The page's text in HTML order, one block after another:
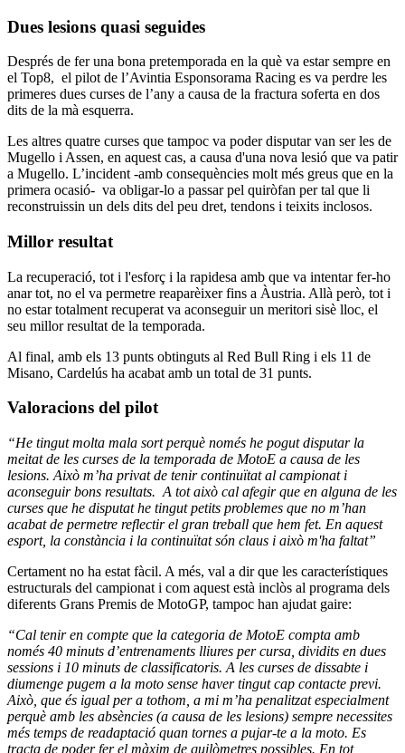
Dues lesions quasi seguides
Després de fer una bona pretemporada en la què va estar sempre en
el Top8, el pilot de l’Avintia Esponsorama Racing es va perdre les
primeres dues curses de l’any a causa de la fractura soferta en dos
dits de la mà esquerra.
Les altres quatre curses que tampoc va poder disputar van ser les de
Mugello i Assen, en aquest cas, a causa d'una nova lesió que va patir
a Mugello. L’incident -amb consequències molt més greus que en la
primera ocasió- va obligar-lo a passar pel quiròfan per tal que li
reconstruissin un dels dits del peu dret, tendons i teixits inclosos.
Millor resultat
La recuperació, tot i l'esforç i la rapidesa amb que va intentar fer-ho
anar tot, no el va permetre reaparèixer fins a Àustria. Allà però, tot i
no estar totalment recuperat va aconseguir un meritori sisè lloc, el
seu millor resultat de la temporada.
Al final, amb els 13 punts obtinguts al Red Bull Ring i els 11 de
Misano, Cardelús ha acabat amb un total de 31 punts.
Valoracions del pilot
“He tingut molta mala sort perquè només he pogut disputar la
meitat de les curses de la temporada de MotoE a causa de les
lesions. Això m’ha privat de tenir continuïtat al campionat i
aconseguir bons resultats. A tot això cal afegir que en alguna de les
curses que he disputat he tingut petits problemes que no m’han
acabat de permetre reflectir el gran treball que hem fet. En aquest
esport, la constància i la continuïtat són claus i això m'ha faltat”
Certament no ha estat fàcil. A més, val a dir que les característiques
estructurals del campionat i com aquest està inclòs al programa dels
diferents Grans Premis de MotoGP, tampoc han ajudat gaire:
“Cal tenir en compte que la categoria de MotoE compta amb
només 40 minuts d’entrenaments lliures per cursa, dividits en dues
sessions i 10 minuts de classificatoris. A les curses de dissabte i
diumenge pugem a la moto sense haver tingut cap contacte previ.
Això, que és igual per a tothom, a mi m’ha penalitzat especialment
perquè amb les absències (a causa de les lesions) sempre necessites
més temps de readaptació quan tornes a pujar-te a la moto. Es
tracta de poder fer el màxim de quilòmetres possibles. En tot